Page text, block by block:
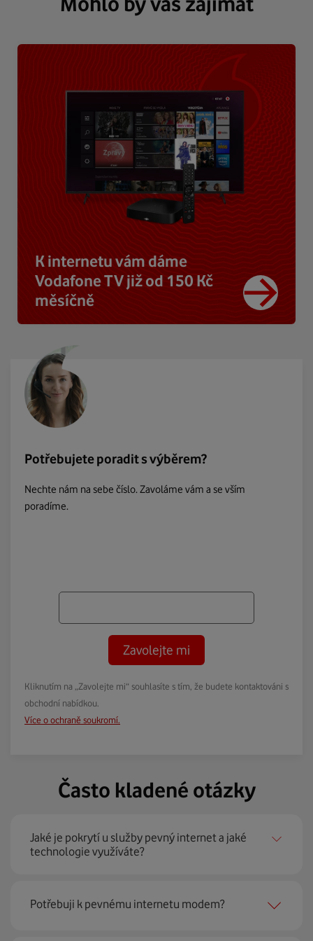
K internetu vám dáme
Vodafone TV již od 150 Kč
měsíčně
Potřebujete poradit s výběrem?
Nechte nám na sebe číslo. Zavoláme vám a se vším
poradíme.
Zavolejte mi
Kliknutím na „Zavolejte mi“ souhlasíte s tím, že budete kontaktováni s
obchodní nabídkou.
Více o ochraně soukromí.
Často kladené otázky
Jaké je pokrytí u služby pevný internet a jaké
technologie využíváte?
Pevný internet můžeme nabídnout
domácností
Potřebuji k pevnému internetu modem?